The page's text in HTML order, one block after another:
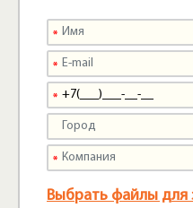
Выбрать файлы для